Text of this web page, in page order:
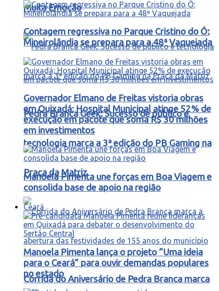
Muita Emoção
Pedra Branca Geek: Sucesso de público e
tecnologia marca a 3ª edição do PB Gaming na
Praça da Matriz
Corrida do Aniversário de Pedra Branca marca
Contagem regressiva no Parque Cristino do Ó:
Mineirolândia se prepara para a 48ª Vaquejada
Governador Elmano de Freitas vistoria obras
em Quixadá; Hospital Municipal atinge 52% de
execução em pacote que soma R$ 30 milhões
em investimentos
Manoela Pimenta une forças em Boa Viagem e
consolida base de apoio na região
Ceará
Manoela Pimenta lança o projeto “Uma ideia
para o Ceará” para ouvir demandas populares
no estado